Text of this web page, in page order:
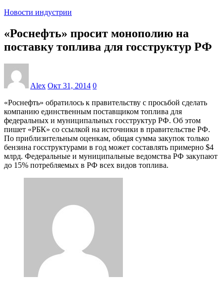
Новости индустрии
«Роснефть» просит монополию на
поставку топлива для госструктур РФ
Alex Окт 31, 2014 0
«Роснефть» обратилось к правительству с просьбой сделать
компанию единственным поставщиком топлива для
федеральных и муниципальных госструктур РФ. Об этом
пишет «РБК» со ссылкой на источники в правительстве РФ.
По приблизительным оценкам, общая сумма закупок только
бензина госструктурами в год может составлять примерно $4
млрд. Федеральные и муниципальные ведомства РФ закупают
до 15% потребляемых в РФ всех видов топлива.